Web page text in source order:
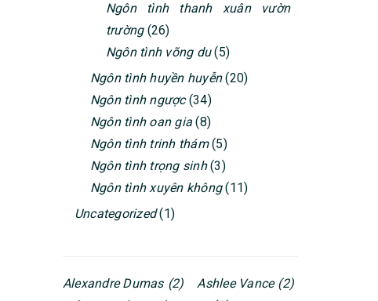
Ngôn tình thanh xuân vườn
trường(26)
Ngôn tình võng du(5)
Ngôn tình huyền huyễn(20)
Ngôn tình ngược(34)
Ngôn tình oan gia (8)
Ngôn tình trinh thám(5)
Ngôn tình trọng sinh(3)
Ngôn tình xuyên không(11)
Uncategorized(1)
Alexandre Dumas (2) Ashlee Vance (2)